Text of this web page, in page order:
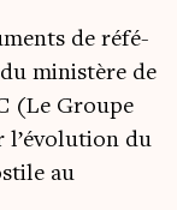
de réfé­
du minis­tère de
(Le Groupe
l’évolution du
au